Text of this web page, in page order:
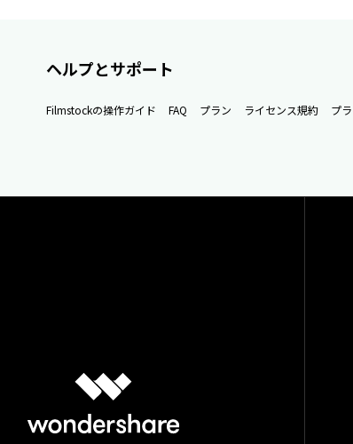
ヘルプとサポート
Filmstockの操作ガイド FAQ プラン ライセンス規約 プ